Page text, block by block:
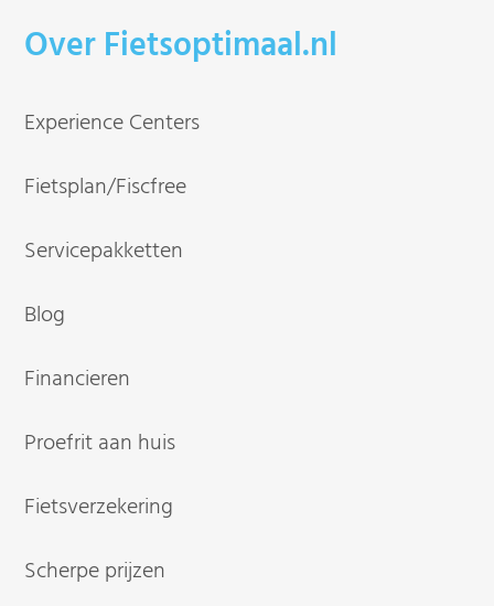
Over Fietsoptimaal.nl
Experience Centers
Fietsplan/Fiscfree
Servicepakketten
Blog
Financieren
Proefrit aan huis
Fietsverzekering
Scherpe prijzen